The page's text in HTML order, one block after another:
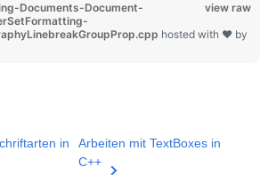
view raw
Documents-Document-
hosted with ❤ by
in
Arbeiten mit TextBoxes in
C++